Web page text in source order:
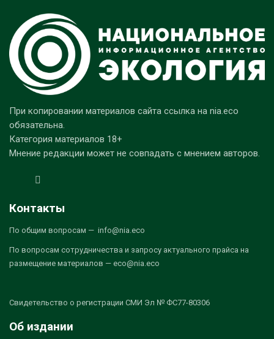
При копировании материалов сайта ссылка на nia.eco
обязательна.
Категория материалов 18+
Мнение редакции может не совпадать с мнением авторов.
Контакты
По общим вопросам — info@nia.eco
По вопросам сотрудничества и запросу актуального прайса на
размещение материалов — eco@nia.eco
Свидетельство о регистрации СМИ Эл № ФС77-80306
Об издании